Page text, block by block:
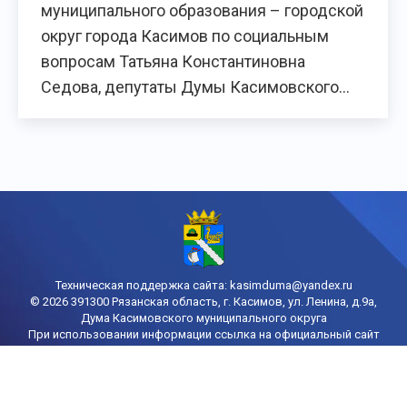
муниципального образования – городской
округ города Касимов по социальным
вопросам Татьяна Константиновна
Седова, депутаты Думы Касимовского…
Техническая поддержка сайта: kasimduma@yandex.ru
© 2026 391300 Рязанская область, г. Касимов, ул. Ленина, д.9а,
Дума Касимовского муниципального округа
При использовании информации ссылка на официальный сайт